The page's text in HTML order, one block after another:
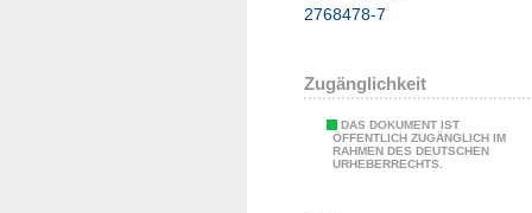
2768478-7
Zugänglichkeit
DAS DOKUMENT IST
ÖFFENTLICH ZUGÄNGLICH IM
RAHMEN DES DEUTSCHEN
URHEBERRECHTS.